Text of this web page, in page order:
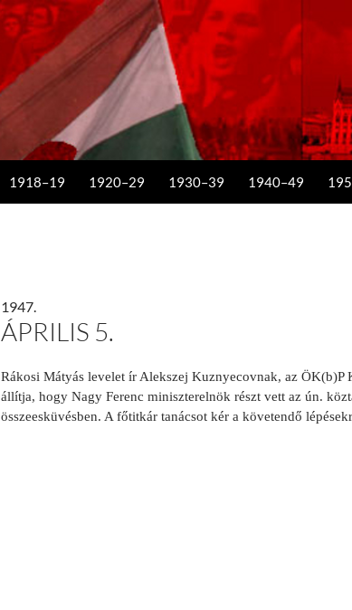
1918–19 1920–29 1930–39 1940–49
1947.
ÁPRILIS 5.
Rákosi Mátyás levelet ír Alekszej Kuznyecovnak, az ÖK(b)P
állítja, hogy Nagy Ferenc miniszterelnök részt vett az ún.
összeesküvésben. A főtitkár tanácsot kér a követendő